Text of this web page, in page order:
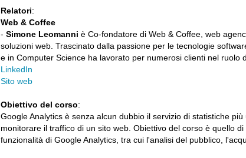
Relatori:
Web & Coffee
- Simone Leomanni è Co-fondatore di Web & Coffee, web
soluzioni web. Trascinato dalla passione per le tecnologie
e in Computer Science ha lavorato per numerosi clienti nel ruolo
LinkedIn
Sito web
Obiettivo del corso:
Google Analytics è senza alcun dubbio il servizio di statistiche
monitorare il traffico di un sito web. Obiettivo del corso è quello
funzionalità di Google Analytics, tra cui l'analisi del pubblico,